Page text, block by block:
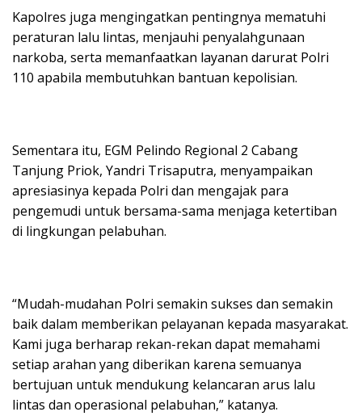
Kapolres juga mengingatkan pentingnya mematuhi
peraturan lalu lintas, menjauhi penyalahgunaan
narkoba, serta memanfaatkan layanan darurat Polri
110 apabila membutuhkan bantuan kepolisian.
Sementara itu, EGM Pelindo Regional 2 Cabang
Tanjung Priok, Yandri Trisaputra, menyampaikan
apresiasinya kepada Polri dan mengajak para
pengemudi untuk bersama-sama menjaga ketertiban
di lingkungan pelabuhan.
“Mudah-mudahan Polri semakin sukses dan semakin
baik dalam memberikan pelayanan kepada masyarakat.
Kami juga berharap rekan-rekan dapat memahami
setiap arahan yang diberikan karena semuanya
bertujuan untuk mendukung kelancaran arus lalu
lintas dan operasional pelabuhan,” katanya.